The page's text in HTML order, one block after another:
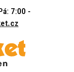
7:00 -